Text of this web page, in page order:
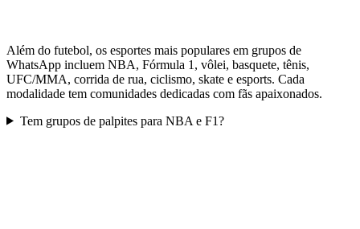
Além do futebol, os esportes mais populares em grupos de
WhatsApp incluem NBA, Fórmula 1, vôlei, basquete, tênis,
UFC/MMA, corrida de rua, ciclismo, skate e esports. Cada
modalidade tem comunidades dedicadas com fãs apaixonados.
Tem grupos de palpites para NBA e F1?